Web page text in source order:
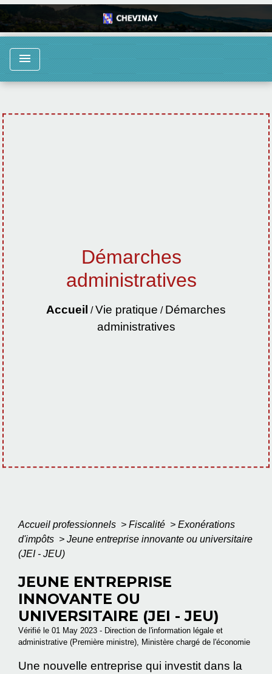
menu
Démarches
administratives
Accueil /Vie pratique / Démarches
administratives
Accueil professionnels > Fiscalité > Exonérations
d'impôts > Jeune entreprise innovante ou universitaire
(JEI - JEU)
JEUNE ENTREPRISE
INNOVANTE OU
UNIVERSITAIRE (JEI - JEU)
Vérifié le 01 May 2023 - Direction de l'information légale et
administrative (Première ministre), Ministère chargé de l'économie
Une nouvelle entreprise qui investit dans la